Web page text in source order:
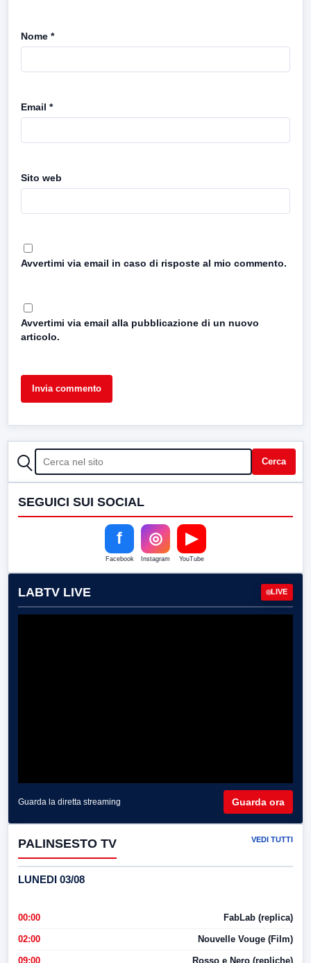
Nome *
Email *
Sito web
Avvertimi via email in caso di risposte al mio commento.
Avvertimi via email alla pubblicazione di un nuovo
articolo.
CERCA Cerca
SEGUICI SUI SOCIAL
f
Facebook
◎
Instagram
▶
YouTube
LABTV LIVE LIVE
Guarda la diretta streaming Guarda ora
PALINSESTO TV VEDI TUTTI
LUNEDI 03/08
00:00 FabLab (replica)
02:00 Nouvelle Vouge (Film)
09:00 Rosso e Nero (repliche)